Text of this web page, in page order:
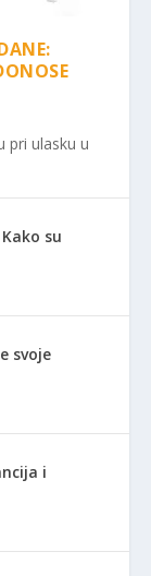
pri ulasku u
su
svoje
i